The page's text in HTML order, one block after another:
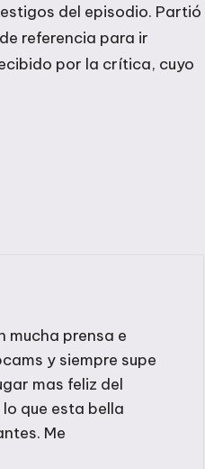
del episodio. Partió
referencia para ir
por la crítica, cuyo
mucha prensa e
y siempre supe
mas feliz del
que esta bella
Me